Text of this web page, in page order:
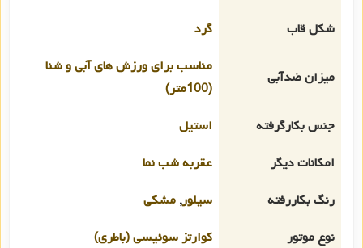
شکل قاب
گرد
میزان ضدآبی
مناسب برای ورزش های آبی و شنا
(100متر)
جنس بکارگرفته
استیل
امکانات دیگر
عقربه شب نما
رنگ بکاررفته
سیلور, مشکی
نوع موتور
کوارتز سوئیسی (باطری)